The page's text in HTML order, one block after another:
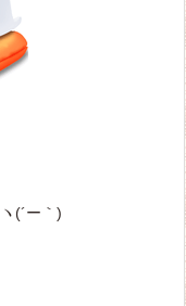
ヽ(´ー｀)